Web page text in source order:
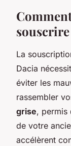
La
Dacia
éviter les
rassembler
grise, permis
de votre
accélèrent